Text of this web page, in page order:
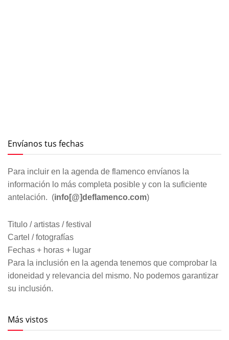
Envíanos tus fechas
Para incluir en la agenda de flamenco envíanos la
información lo más completa posible y con la suficiente
antelación. (info[@]deflamenco.com)
Titulo / artistas / festival
Cartel / fotografías
Fechas + horas + lugar
Para la inclusión en la agenda tenemos que comprobar la
idoneidad y relevancia del mismo. No podemos garantizar
su inclusión.
Más vistos